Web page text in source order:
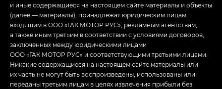
и иные содержащиеся на настоящем сайте материалы и объекты
(далее — материалы), принадлежат юридическим лицам,
входящим в ООО «ГАК МОТОР РУС», рекламным агентствам,
а также иным третьим в соответствии с условиями договоров,
заключенных между юридическими лицами
ООО «ГАК МОТОР РУС» и соответствующими третьими лицами.
Никакие содержащиеся на настоящем сайте материалы или
их часть не могут быть воспроизведены, использованы или
переданы третьим лицам в целях извлечения прибыли без